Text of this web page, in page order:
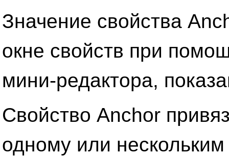
Значение свойства
окне свойств при
мини-редактора,
Свойство Anchor
одному или